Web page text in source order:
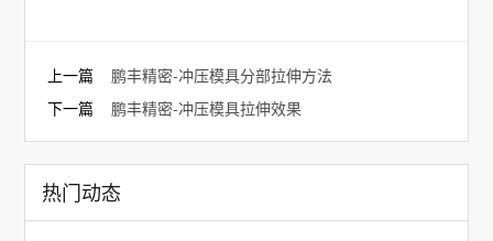
上一篇鹏丰精密-冲压模具分部拉伸方法
下一篇鹏丰精密-冲压模具拉伸效果
热门动态